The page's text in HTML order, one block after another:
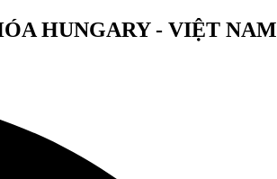
HUNGARY - VIỆT NAM